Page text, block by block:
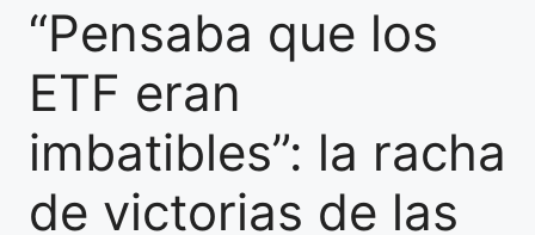
“Pensaba que los
ETF eran
imbatibles”: la racha
de victorias de las